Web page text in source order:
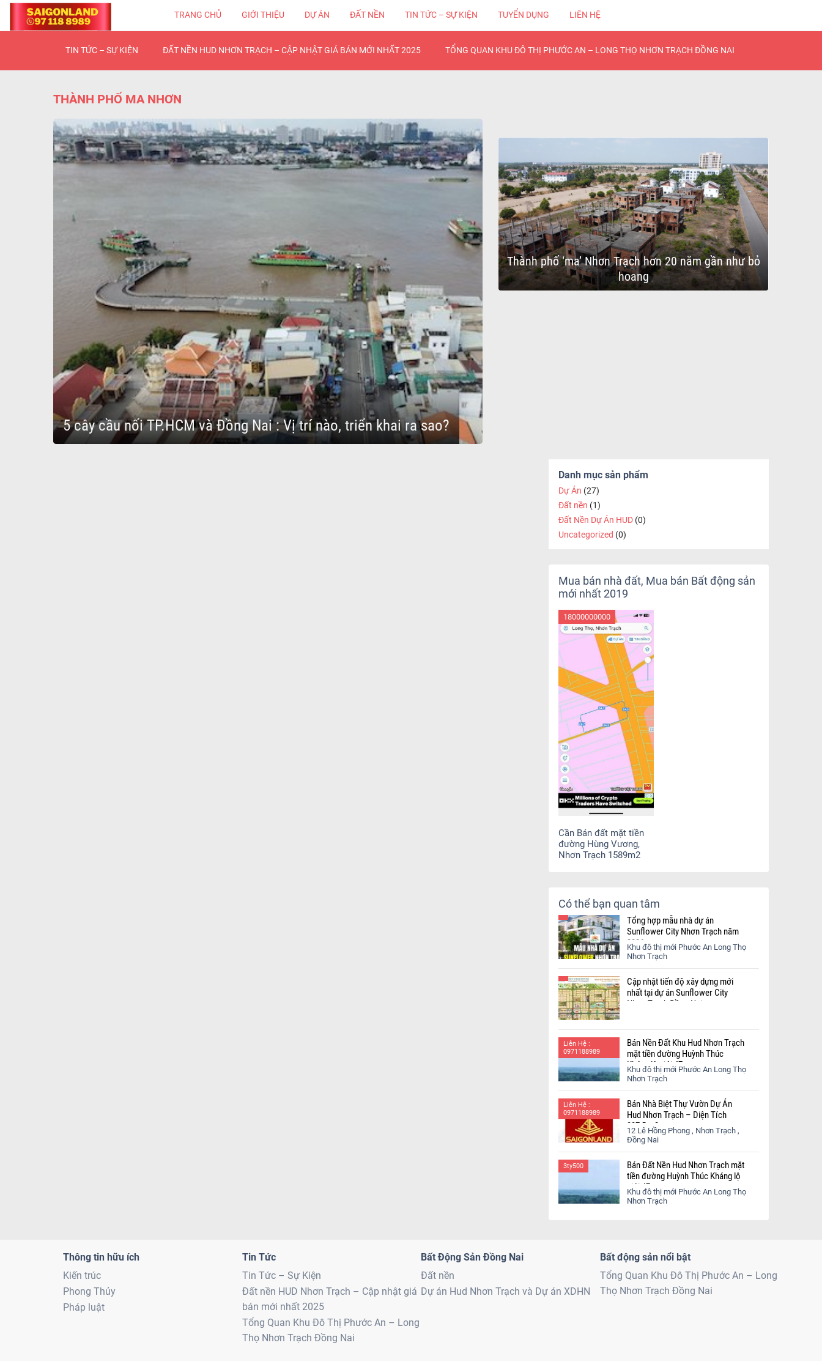
TRANG CHỦ GIỚI THIỆU DỰ ÁN ĐẤT NỀN TIN TỨC – SỰ KIỆN TUYỂN DỤNG LIÊN HỆ
TIN TỨC – SỰ KIỆN ĐẤT NỀN HUD NHƠN TRẠCH – CẬP NHẬT GIÁ BÁN MỚI NHẤT 2025 TỔNG QUAN KHU ĐÔ THỊ PHƯỚC AN – LONG THỌ NHƠN TRẠCH ĐỒNG NAI
THÀNH PHỐ MA NHƠN
5 cây cầu nối TP.HCM và Đồng Nai : Vị trí nào, triển khai ra sao?
Thành phố ‘ma’ Nhơn Trạch hơn 20 năm gần như bỏ
hoang
Danh mục sản phẩm
Dự Án (27)
Đất nền (1)
Đất Nền Dự Án HUD (0)
Uncategorized (0)
Mua bán nhà đất, Mua bán Bất động sản
mới nhất 2019
18000000000
Cần Bán đất mặt tiền
đường Hùng Vương,
Nhơn Trạch 1589m2
Có thể bạn quan tâm
Tổng hợp mẫu nhà dự án
Sunflower City Nhơn Trạch năm
2026
Khu đô thị mới Phước An Long Thọ
Nhơn Trạch
Cập nhật tiến độ xây dựng mới
nhất tại dự án Sunflower City
Nhơn Trạch Đồng Nai.
Liên Hệ :
0971188989
Bán Nền Đất Khu Hud Nhơn Trạch
mặt tiền đường Huỳnh Thúc
Kháng lộ giới 47m
Khu đô thị mới Phước An Long Thọ
Nhơn Trạch
Liên Hệ :
0971188989
Bán Nhà Biệt Thự Vườn Dự Án
Hud Nhơn Trạch – Diện Tích
337,5 m2
12 Lê Hồng Phong , Nhơn Trạch ,
Đồng Nai
3ty500
Bán Đất Nền Hud Nhơn Trạch mặt
tiền đường Huỳnh Thúc Kháng lộ
giới 47m
Khu đô thị mới Phước An Long Thọ
Nhơn Trạch
Thông tin hữu ích
Kiến trúc
Phong Thủy
Pháp luật
Tin Tức
Tin Tức – Sự Kiện
Đất nền HUD Nhơn Trạch – Cập nhật giá
bán mới nhất 2025
Tổng Quan Khu Đô Thị Phước An – Long
Thọ Nhơn Trạch Đồng Nai
Bất Động Sản Đồng Nai
Đất nền
Dự án Hud Nhơn Trạch và Dự án XDHN
Bất động sản nổi bật
Tổng Quan Khu Đô Thị Phước An – Long
Thọ Nhơn Trạch Đồng Nai